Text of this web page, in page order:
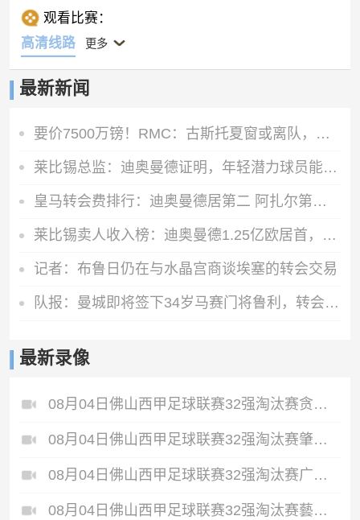
观看比赛：
高清线路
更多
最新新闻
要价7500万镑！RMC：古斯托夏窗或离队，曼城不愿满足切尔西要价
莱比锡总监：迪奥曼德证明，年轻潜力球员能在我们这得到巨大提升
皇马转会费排行：迪奥曼德居第二 阿扎尔第三 C罗第五 齐达内第七
莱比锡卖人收入榜：迪奥曼德1.25亿欧居首，舍什科索博奥尔莫在列
记者：布鲁日仍在与水晶宫商谈埃塞的转会交易
队报：曼城即将签下34岁马赛门将鲁利，转会费350万欧元
最新录像
08月04日佛山西甲足球联赛32强淘汰赛贪玩游戏VS美的薪火全场录像
08月04日佛山西甲足球联赛32强淘汰赛肇庆恒骏成VS三七互娱全场录像
08月04日佛山西甲足球联赛32强淘汰赛广东西南建设VS香港圣徒全场录像
08月04日佛山西甲足球联赛32强淘汰赛藝品高國際VS湛江狂狼·粵辉能源全场录像